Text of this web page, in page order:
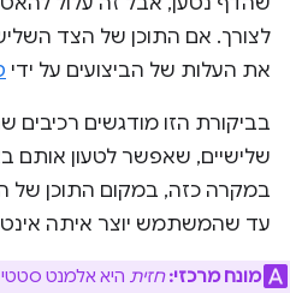
לצורך. אם התוכן של הצד
את העלות של הביצועים על ידי
בביקורת הזו מודגשים רכיבים
שלישיים, שאפשר לטעון אותם
במקרה כזה, במקום התוכן של
עד שהמשתמש יוצר איתה
מונח מרכזי: חזית היא אלמנט